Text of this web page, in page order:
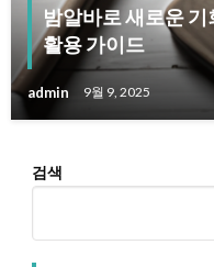
밤알바로 새로운
활용 가이드
admin 9월 9, 2025
검색